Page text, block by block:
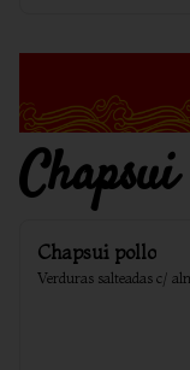
Chapsui
Chapsui pollo
Verduras salteadas c/